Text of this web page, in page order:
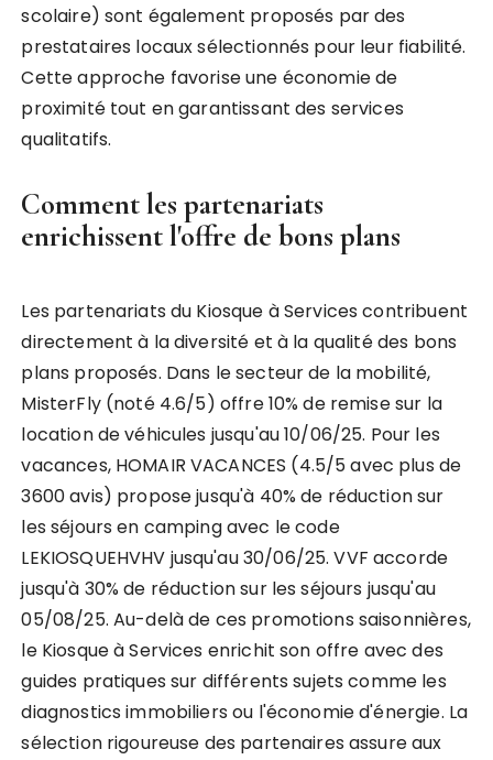
scolaire) sont également proposés par des
prestataires locaux sélectionnés pour leur fiabilité.
Cette approche favorise une économie de
proximité tout en garantissant des services
qualitatifs.
Comment les partenariats
enrichissent l'offre de bons plans
Les partenariats du Kiosque à Services contribuent
directement à la diversité et à la qualité des bons
plans proposés. Dans le secteur de la mobilité,
MisterFly (noté 4.6/5) offre 10% de remise sur la
location de véhicules jusqu'au 10/06/25. Pour les
vacances, HOMAIR VACANCES (4.5/5 avec plus de
3600 avis) propose jusqu'à 40% de réduction sur
les séjours en camping avec le code
LEKIOSQUEHVHV jusqu'au 30/06/25. VVF accorde
jusqu'à 30% de réduction sur les séjours jusqu'au
05/08/25. Au-delà de ces promotions saisonnières,
le Kiosque à Services enrichit son offre avec des
guides pratiques sur différents sujets comme les
diagnostics immobiliers ou l'économie d'énergie. La
sélection rigoureuse des partenaires assure aux